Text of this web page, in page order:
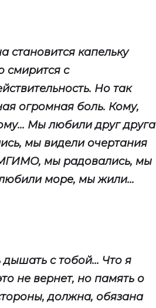
становится капельку
с
Но так
огромная боль. Кому,
Мы любили друг друга
мы видели очертания
мы радовались, мы
море, мы жили...
с тобой... Что я
не вернет, но память о
должна, обязана